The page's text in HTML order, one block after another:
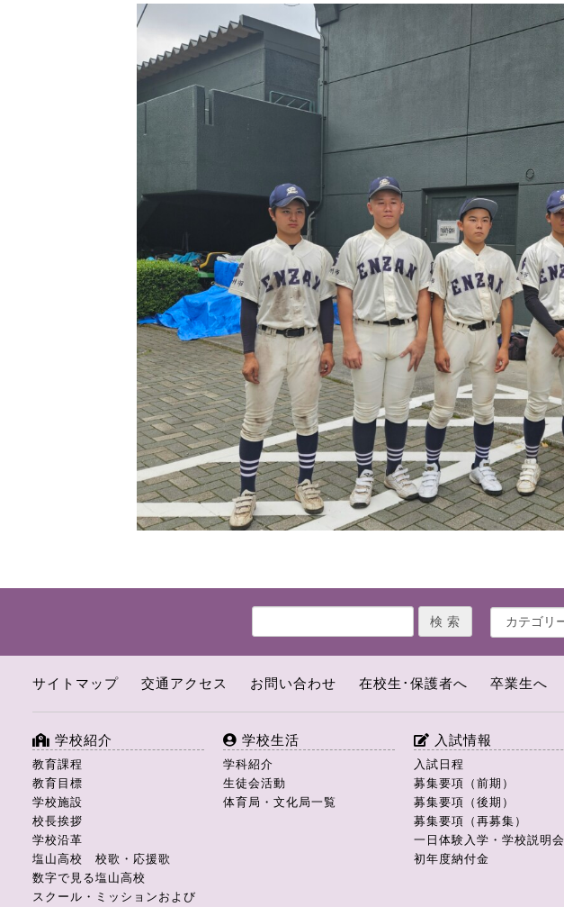
サイトマップ 交通アクセス お問い合わせ 在校生･保護者へ 卒業生へ
学校紹介
教育課程
教育目標
学校施設
校長挨拶
学校沿革
塩山高校 校歌・応援歌
数字で見る塩山高校
スクール・ミッションおよび
学校生活
学科紹介
生徒会活動
体育局・文化局一覧
入試情報
入試日程
募集要項（前期）
募集要項（後期）
募集要項（再募集）
一日体験入学・学校説明会
初年度納付金